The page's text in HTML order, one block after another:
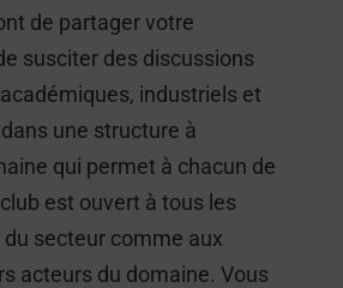
de partager votre
susciter des discussions
industriels et
une structure à
qui permet à chacun de
est ouvert à tous les
secteur comme aux
acteurs du domaine. Vous